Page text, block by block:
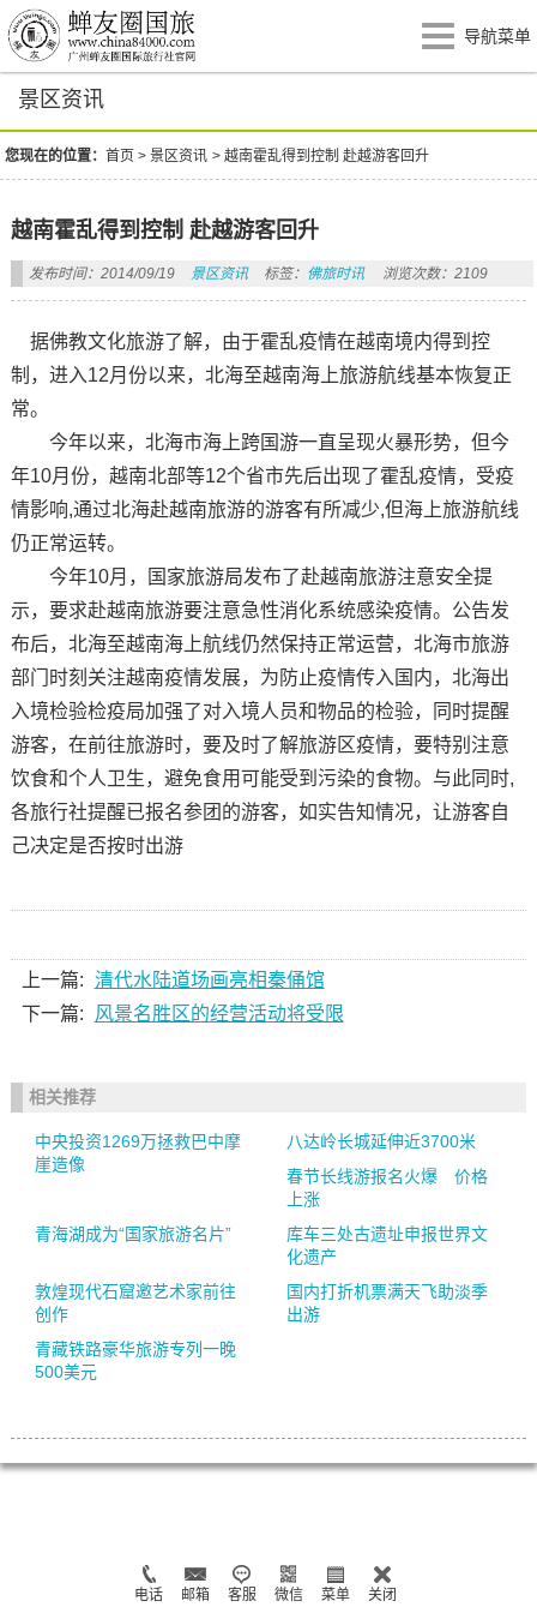
导航菜单
景区资讯
您现在的位置：首页 >景区资讯 >越南霍乱得到控制 赴越游客回升
越南霍乱得到控制 赴越游客回升
发布时间：2014/09/19 景区资讯 标签： 佛旅时讯 浏览次数：2109
据佛教文化旅游了解，由于霍乱疫情在越南境内得到控
制，进入12月份以来，北海至越南海上旅游航线基本恢复正
常。
今年以来，北海市海上跨国游一直呈现火暴形势，但今
年10月份，越南北部等12个省市先后出现了霍乱疫情，受疫
情影响,通过北海赴越南旅游的游客有所减少,但海上旅游航线
仍正常运转。
今年10月，国家旅游局发布了赴越南旅游注意安全提
示，要求赴越南旅游要注意急性消化系统感染疫情。公告发
布后，北海至越南海上航线仍然保持正常运营，北海市旅游
部门时刻关注越南疫情发展，为防止疫情传入国内，北海出
入境检验检疫局加强了对入境人员和物品的检验，同时提醒
游客，在前往旅游时，要及时了解旅游区疫情，要特别注意
饮食和个人卫生，避免食用可能受到污染的食物。与此同时,
各旅行社提醒已报名参团的游客，如实告知情况，让游客自
己决定是否按时出游
上一篇: 清代水陆道场画亮相秦俑馆
下一篇:
风景名胜区的经营活动将受限
相关推荐
中央投资1269万拯救巴中摩
崖造像
八达岭长城延伸近3700米
春节长线游报名火爆 价格
上涨
青海湖成为“国家旅游名片”
库车三处古遗址申报世界文
化遗产
敦煌现代石窟邀艺术家前往
创作
国内打折机票满天飞助淡季
出游
青藏铁路豪华旅游专列一晚
500美元
电话 邮箱 客服 微信 菜单 关闭